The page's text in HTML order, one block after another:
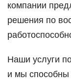
компании
решения по
Наши услуги
и мы способны